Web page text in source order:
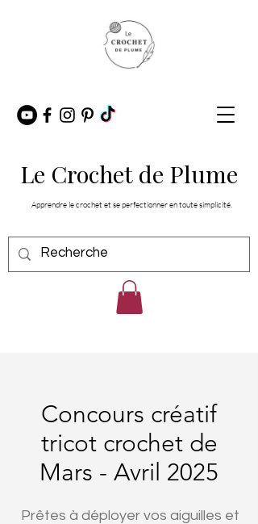
Le Crochet de Plume
Apprendre le crochet et se perfectionner en toute simplicité.
Concours créatif
tricot crochet de
Mars - Avril 2025
Prêtes à déployer vos aiguilles et